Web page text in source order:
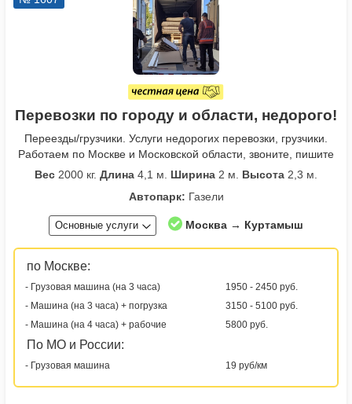
Перевозки по городу и области, недорого!
Переезды/грузчики. Услуги недорогих перевозки, грузчики.
Работаем по Москве и Московской области, звоните, пишите
Вес 2000 кг. Длина 4,1 м. Ширина 2 м. Высота 2,3 м.
Автопарк: Газели
Основные услуги Москва → Куртамыш
по Москве:
- Грузовая машина (на 3 часа)
1950 - 2450 руб.
- Машина (на 3 часа) + погрузка
3150 - 5100 руб.
- Машина (на 4 часа) + рабочие
5800 руб.
По МО и России:
- Грузовая машина 19 руб/км